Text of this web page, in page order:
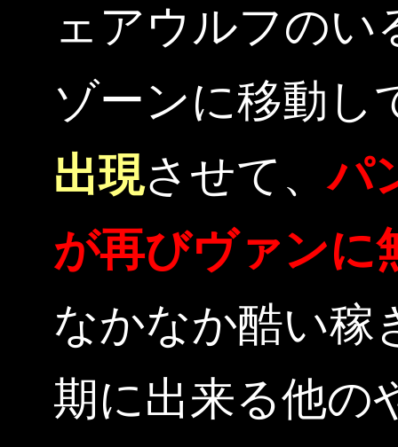
ェアウルフのい
ゾーンに移動し
出現させて、パ
が再びヴァンに
なかなか酷い稼
期に出来る他の